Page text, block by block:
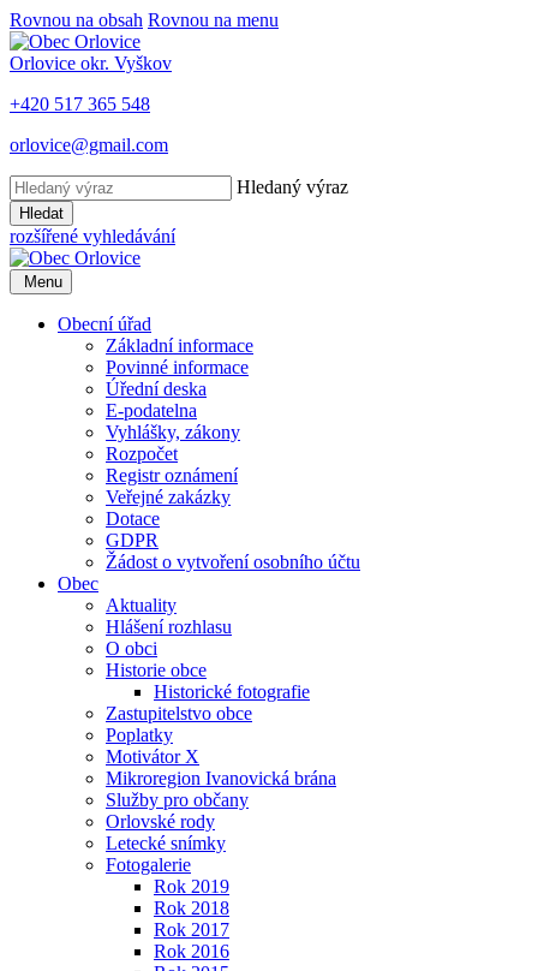
Rovnou na obsah Rovnou na menu
Orlovice okr. Vyškov
+420 517 365 548
orlovice@gmail.com
Hledaný výraz
Hledat
rozšířené vyhledávání
Menu
Obecní úřad
Základní informace
Povinné informace
Úřední deska
E-podatelna
Vyhlášky, zákony
Rozpočet
Registr oznámení
Veřejné zakázky
Dotace
GDPR
Žádost o vytvoření osobního účtu
Obec
Aktuality
Hlášení rozhlasu
O obci
Historie obce
Historické fotografie
Zastupitelstvo obce
Poplatky
Motivátor X
Mikroregion Ivanovická brána
Služby pro občany
Orlovské rody
Letecké snímky
Fotogalerie
Rok 2019
Rok 2018
Rok 2017
Rok 2016